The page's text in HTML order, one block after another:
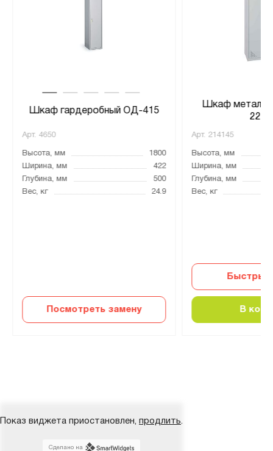
Шкаф гардеробный ОД-415
Арт. 4650
Высота, мм
1800
Ширина, мм
422
Глубина, мм
500
Вес, кг
24.9
Посмотреть замену
Шкаф
Арт. 214145
Высота, мм
Ширина, мм
Глубина, мм
Вес, кг
Быстрый
В
Показ виджета приостановлен, продлить.
Сделано на